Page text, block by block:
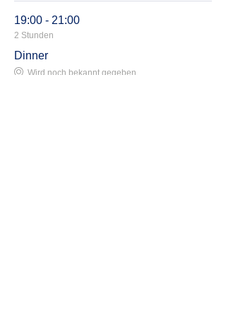
19:00 - 21:00
2 Stunden
Dinner
Wird noch bekannt gegeben